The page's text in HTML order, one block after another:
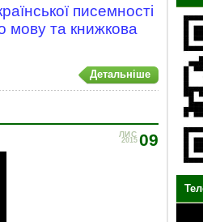
писемності
мову та книжкова
Детальніше
09
ЛИС
2015